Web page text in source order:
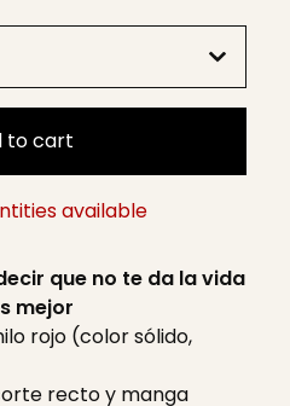
to cart
available
que no te da la vida
mejor
rojo (color sólido,
recto y manga